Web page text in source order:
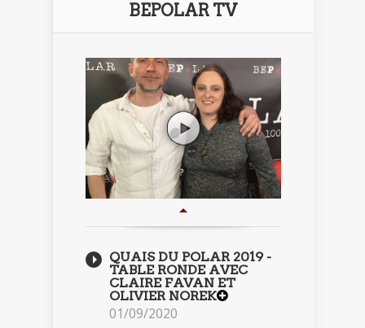
BEPOLAR TV
QUAIS DU POLAR 2019 -
TABLE RONDE AVEC
CLAIRE FAVAN ET
OLIVIER NOREK
01/09/2020